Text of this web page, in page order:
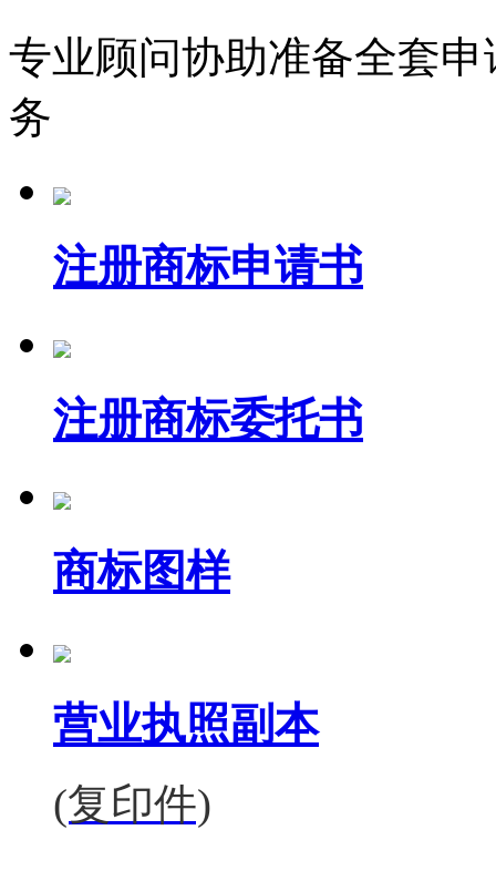
专业顾问协助准备全套
务
注册商标申请书
注册商标委托书
商标图样
营业执照副本
(复印件)